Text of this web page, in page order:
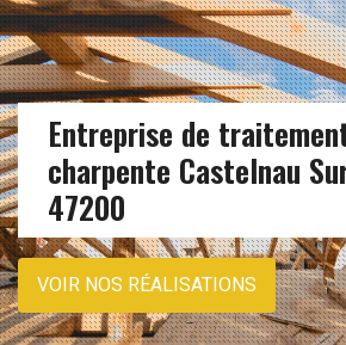
Entreprise de
charpente Castelnau
47200
VOIR NOS RÉALISATIONS